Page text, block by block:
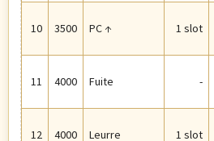
10 3500 PC ↑ 1 slot
11 4000 Fuite -
12 4000 Leurre 1 slot